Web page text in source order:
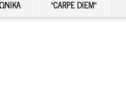
“CARPE DIEM”